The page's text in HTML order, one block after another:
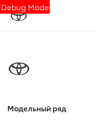
Debug Mode
Модельный ряд